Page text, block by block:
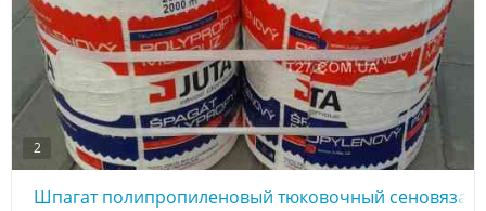
2
Шпагат полипропиленовый тюковочный